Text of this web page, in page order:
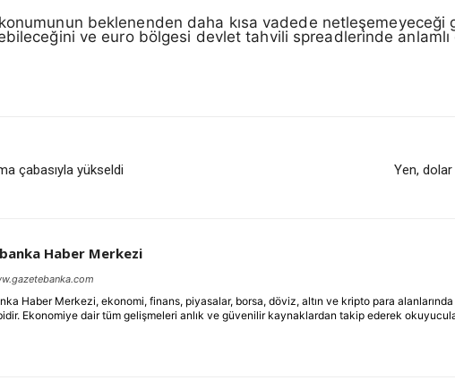
beklenenden daha kısa vadede netleşemeyeceği
ve euro bölgesi devlet tahvili spreadlerinde
çabasıyla yükseldi Yen,
Haber Merkezi
Haber Merkezi, ekonomi, finans, piyasalar, borsa, döviz, altın ve kripto para alanlarında
Ekonomiye dair tüm gelişmeleri anlık ve güvenilir kaynaklardan takip ederek